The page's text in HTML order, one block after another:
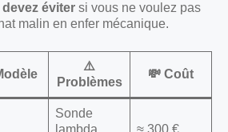
éviter si vous ne voulez pas
malin en enfer mécanique.
⚠️
Problèmes
💸 Coût
Sonde